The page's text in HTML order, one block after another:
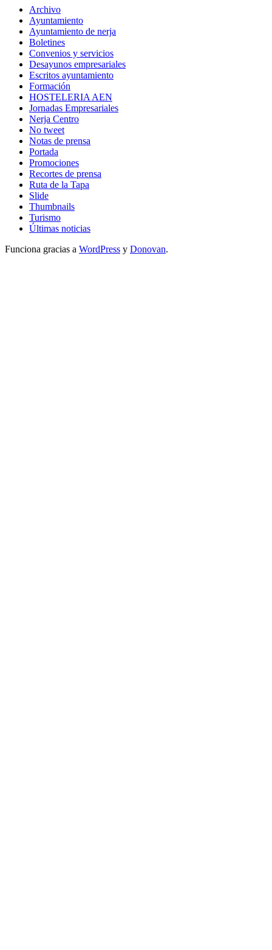
Archivo
Ayuntamiento
Ayuntamiento de nerja
Boletines
Convenios y servicios
Desayunos empresariales
Escritos ayuntamiento
Formación
HOSTELERIA AEN
Jornadas Empresariales
Nerja Centro
No tweet
Notas de prensa
Portada
Promociones
Recortes de prensa
Ruta de la Tapa
Slide
Thumbnails
Turismo
Últimas noticias
Funciona gracias a WordPress y Donovan.